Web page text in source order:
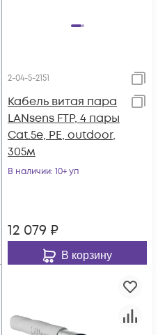
2-04-5-2151
Кабель витая пара
LANsens FTP, 4 пары
Cat.5e, PE, outdoor,
305м
В наличии: 10+ уп
12 079 ₽
В корзину